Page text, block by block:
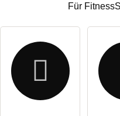
E-Mail-Adresse (wird
Für